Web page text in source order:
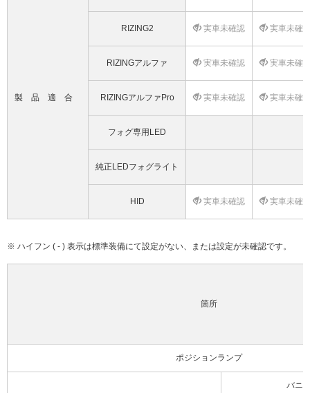
製品適合
RIZING2 実車未確認 実車未確
RIZINGアルファ 実車未確認 実車未確
RIZINGアルファPro 実車未確認 実車未確
フォグ専用LED
純正LEDフォグライト
HID 実車未確認 実車未確
※ ハイフン ( - ) 表示は標準装備にて設定がない、または設定が未確認です。
箇所
ポジションランプ
バニ